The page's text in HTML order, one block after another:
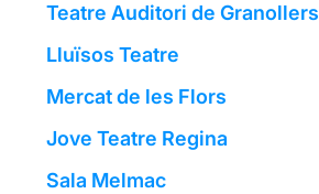
Teatre Auditori de Granollers
Lluïsos Teatre
Mercat de les Flors
Jove Teatre Regina
Sala Melmac